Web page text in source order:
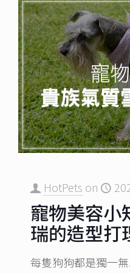
HotPets on
寵物美容小
瑞的造型打
每隻狗狗都是獨一